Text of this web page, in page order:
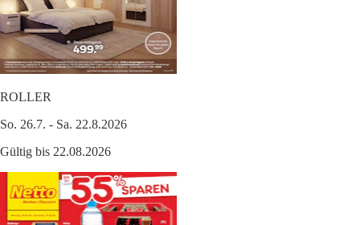
ROLLER
So. 26.7. - Sa. 22.8.2026
Gültig bis 22.08.2026